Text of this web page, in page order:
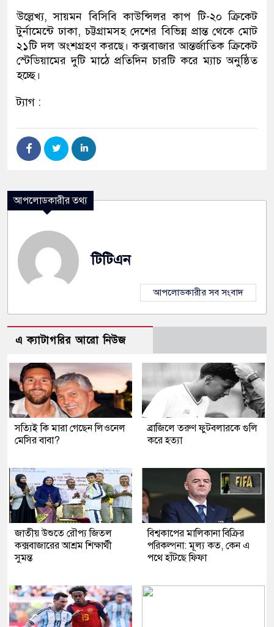
উল্লেখ্য, সায়মন বিসিবি কাউন্সিলর কাপ টি-২০ ক্রিকেট
টুর্নামেন্টে ঢাকা, চট্টগ্রামসহ দেশের বিভিন্ন প্রান্ত থেকে মোট
২১টি দল অংশগ্রহণ করছে। কক্সবাজার আন্তর্জাতিক ক্রিকেট
স্টেডিয়ামের দুটি মাঠে প্রতিদিন চারটি করে ম্যাচ অনুষ্ঠিত
হচ্ছে।
ট্যাগ :
আপলোডকারীর তথ্য
টিটিএন
আপলোডকারীর সব সংবাদ
এ ক্যাটাগরির আরো নিউজ
সত্যিই কি মারা গেছেন লিওনেল
মেসির বাবা?
ব্রাজিলে তরুণ ফুটবলারকে গুলি
করে হত্যা
জাতীয় উশুতে রৌপ্য জিতল
কক্সবাজারের আশ্রম শিক্ষার্থী
সুমন্ত
বিশ্বকাপের মালিকানা বিক্রির
পরিকল্পনা: মূল্য কত, কেন এ
পথে হাঁটছে ফিফা